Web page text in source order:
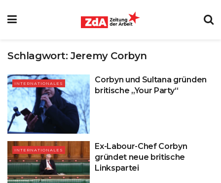
Schlagwort:Jeremy Corbyn
INTERNATIONALES
Corbyn und Sultana gründen
britische „Your Party“
INTERNATIONALES
Ex-Labour-Chef Corbyn
gründet neue britische
Linkspartei